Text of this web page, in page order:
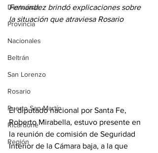
Destacada
Provincia
Nacionales
Beltrán
San Lorenzo
Rosario
Puerto San Martín
Ricardone
Región
Fernández brindó explicaciones sobre
la situación que atraviesa Rosario
El diputado nacional por Santa Fe,
Roberto Mirabella, estuvo presente en
la reunión de comisión de Seguridad
Interior de la Cámara baja, a la que